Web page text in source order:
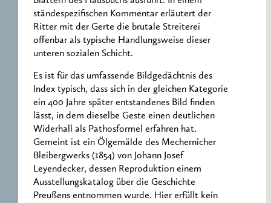
ständespezifischen Kommentar erläutert der
Ritter mit der Gerte die brutale Streiterei
offenbar als typische Handlungsweise dieser
unteren sozialen Schicht.
Es ist für das umfassende Bildgedächtnis des
Index typisch, dass sich in der gleichen Kategorie
ein 400 Jahre später entstandenes Bild finden
lässt, in dem dieselbe Geste einen deutlichen
Widerhall als Pathosformel erfahren hat.
Gemeint ist ein Ölgemälde des Mechernicher
Bleibergwerks (1854) von Johann Josef
Leyendecker, dessen Reproduktion einem
Ausstellungskatalog über die Geschichte
Preußens entnommen wurde. Hier erfüllt kein